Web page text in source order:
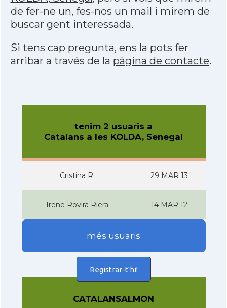
de fer-ne un, fes-nos un mail i mirem de
buscar gent interessada.
Si tens cap pregunta, ens la pots fer
arribar a través de la pàgina de contacte.
tenim 2 usuaris a
Catalans a les KOLDA, Senegal
Cristina R. 29 MAR 13
Irene Rovira Riera 14 MAR 12
més usuaris
Registrar-t'hi!
CATALANSALMON